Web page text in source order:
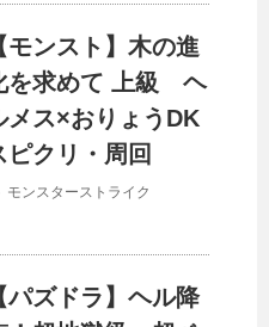
モンスト】木の進
を求めて 上級 ヘ
メス×おりょうDK
ピクリ・周回
モンスターストライク
パズドラ】ヘル降